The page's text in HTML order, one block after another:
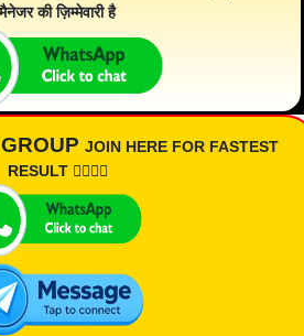
मैनेजर की ज़िम्मेवारी है
JOIN HERE FOR FASTEST
RESULT 👇🏾👇🏾